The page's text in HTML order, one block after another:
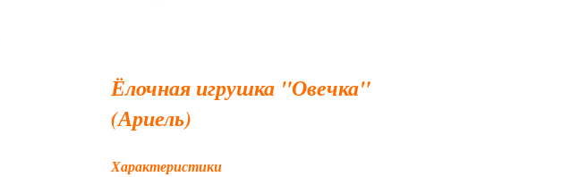
Ёлочная игрушка "Овечка"
(Ариель)
Характеристики